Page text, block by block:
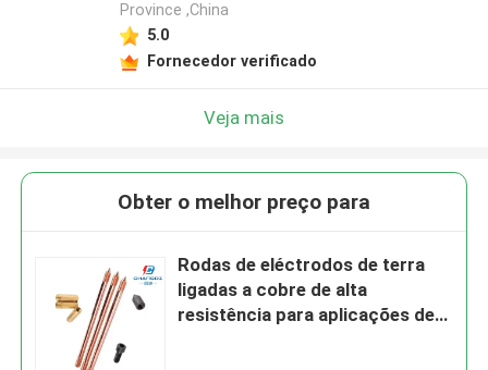
Province ,China
5.0
Fornecedor verificado
Veja mais
Obter o melhor preço para
Rodas de eléctrodos de terra
ligadas a cobre de alta
resistência para aplicações de